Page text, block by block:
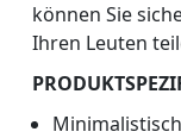
können Sie
Ihren Leuten